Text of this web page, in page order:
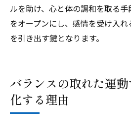
ルを助け、心と体の調和を取る
をオープンにし、感情を受け入
を引き出す鍵となります。
バランスの取れた運
化する理由